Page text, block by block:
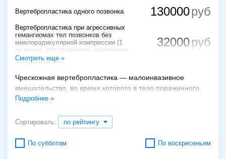
Вертебропластика одного позвонка 130000
Вертебропластика при агрессивных
гемангиомах тел позвонков без
миелорадикулярной компрессии (1
позвонок, без стоимости расходного
материала)
32000
позвонков и межпозвоночных дисков
40000
Вертебропластика 162000
(за 1 позвонок)
Смотреть еще »
Чрескожная вертебропластика — малоинвазивное
вмешательство, во время которого в тело пораженного
позвонка под лучевым контролем вводится
полиметилметакрилат. Процедура используется в
клинической практике для восстановления
опороспособности поврежденного позвоночного
Подробнее »
Сортировать: по рейтингу
По субботам По воскресеньям